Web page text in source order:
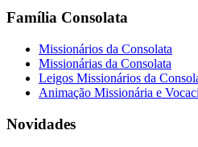
Família Consolata
Missionários da Consolata
Missionárias da Consolata
Leigos Missionários da
Animação Missionária e
Novidades